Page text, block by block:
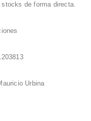
de forma directa.